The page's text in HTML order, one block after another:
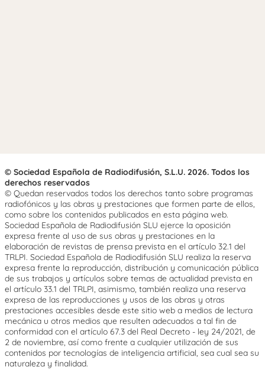
© Sociedad Española de Radiodifusión, S.L.U. 2026. Todos los
derechos reservados
© Quedan reservados todos los derechos tanto sobre programas
radiofónicos y las obras y prestaciones que formen parte de ellos,
como sobre los contenidos publicados en esta página web.
Sociedad Española de Radiodifusión SLU ejerce la oposición
expresa frente al uso de sus obras y prestaciones en la
elaboración de revistas de prensa prevista en el artículo 32.1 del
TRLPI. Sociedad Española de Radiodifusión SLU realiza la reserva
expresa frente la reproducción, distribución y comunicación pública
de sus trabajos y artículos sobre temas de actualidad prevista en
el artículo 33.1 del TRLPI, asimismo, también realiza una reserva
expresa de las reproducciones y usos de las obras y otras
prestaciones accesibles desde este sitio web a medios de lectura
mecánica u otros medios que resulten adecuados a tal fin de
conformidad con el artículo 67.3 del Real Decreto - ley 24/2021, de
2 de noviembre, así como frente a cualquier utilización de sus
contenidos por tecnologías de inteligencia artificial, sea cual sea su
naturaleza y finalidad.